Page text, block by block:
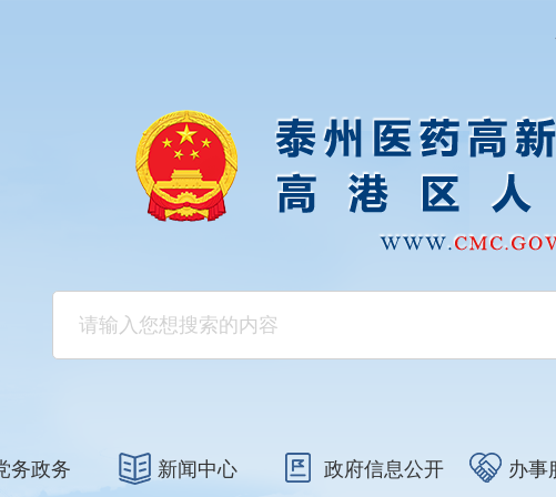
务政务 新闻中心 政府信息公开 办事